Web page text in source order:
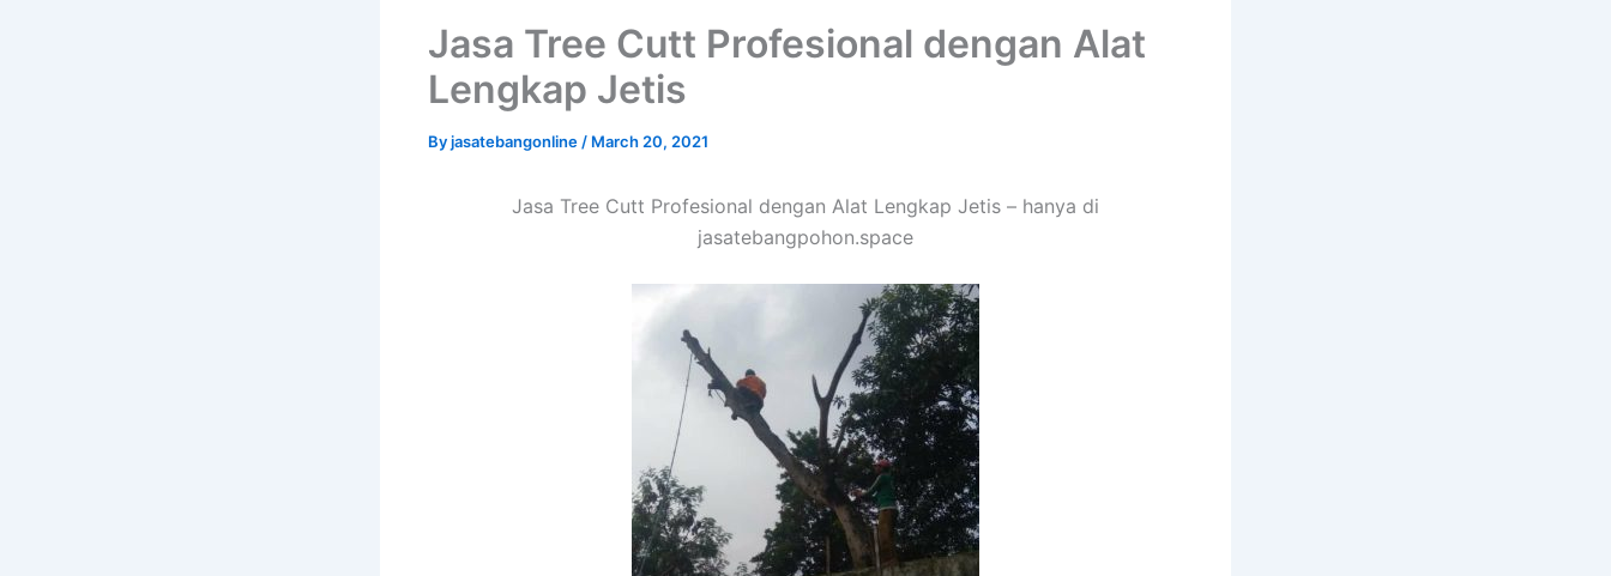
Jasa Tree Cutt Profesional dengan Alat
Lengkap Jetis
Byjasatebangonline / March 20, 2021
Jasa Tree Cutt Profesional dengan Alat Lengkap Jetis – hanya di
jasatebangpohon.space